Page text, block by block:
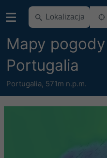
Mapy
Portugalia
Portugalia, 571m n.p.m.